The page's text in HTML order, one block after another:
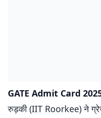
GATE Admit Card
रुड़की (IIT Roorkee) ने